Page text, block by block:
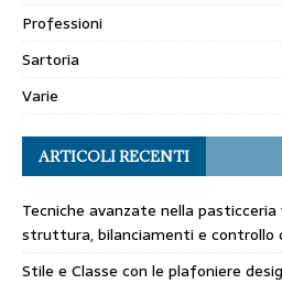
Professioni
Sartoria
Varie
ARTICOLI RECENTI
Tecniche avanzate nella
struttura, bilanciamenti e controllo
Stile e Classe con le plafoniere